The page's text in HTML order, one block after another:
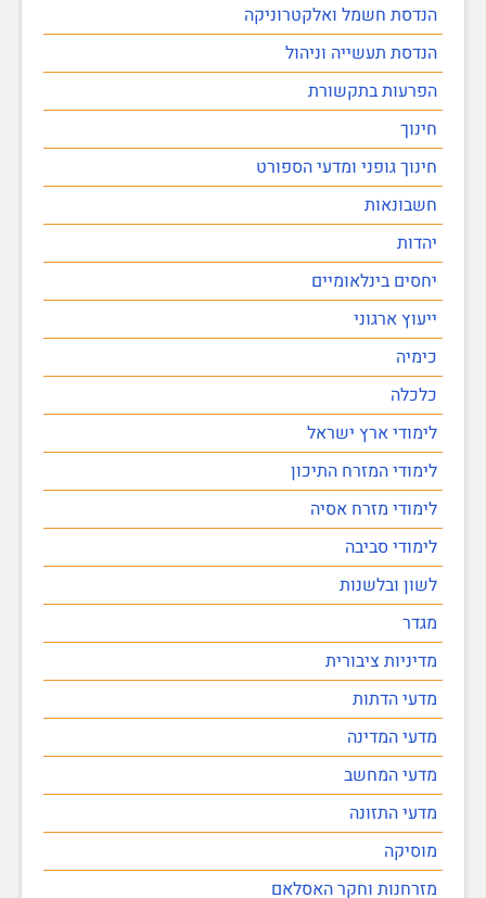
הנדסת חשמל ואלקטרוניקה
הנדסת תעשייה וניהול
הפרעות בתקשורת
חינוך
חינוך גופני ומדעי הספורט
חשבונאות
יהדות
יחסים בינלאומיים
ייעוץ ארגוני
כימיה
כלכלה
לימודי ארץ ישראל
לימודי המזרח התיכון
לימודי מזרח אסיה
לימודי סביבה
לשון ובלשנות
מגדר
מדיניות ציבורית
מדעי הדתות
מדעי המדינה
מדעי המחשב
מדעי התזונה
מוסיקה
מזרחנות וחקר האסלאם